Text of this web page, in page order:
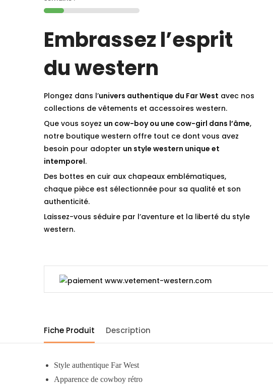
Embrassez l’esprit
du western
Plongez dans l’univers authentique du Far West avec nos
collections de vêtements et accessoires western.
Que vous soyez un cow-boy ou une cow-girl dans l’âme,
notre boutique western offre tout ce dont vous avez
besoin pour adopter un style western unique et
intemporel.
Des bottes en cuir aux chapeaux emblématiques,
chaque pièce est sélectionnée pour sa qualité et son
authenticité.
Laissez-vous séduire par l’aventure et la liberté du style
western.
Fiche Produit Description
Style authentique Far West
Apparence de cowboy rétro